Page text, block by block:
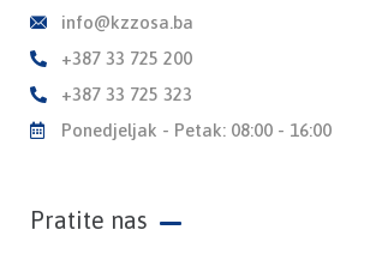
info@kzzosa.ba
+387 33 725 200
+387 33 725 323
Ponedjeljak - Petak: 08:00 - 16:00
Pratite nas